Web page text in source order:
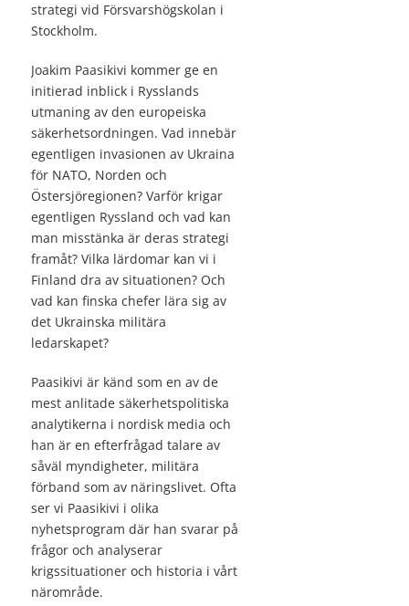
strategi vid Försvarshögskolan i
Stockholm.
Joakim Paasikivi kommer ge en
initierad inblick i Rysslands
utmaning av den europeiska
säkerhetsordningen. Vad innebär
egentligen invasionen av Ukraina
för NATO, Norden och
Östersjöregionen? Varför krigar
egentligen Ryssland och vad kan
man misstänka är deras strategi
framåt? Vilka lärdomar kan vi i
Finland dra av situationen? Och
vad kan finska chefer lära sig av
det Ukrainska militära
ledarskapet?
Paasikivi är känd som en av de
mest anlitade säkerhetspolitiska
analytikerna i nordisk media och
han är en efterfrågad talare av
såväl myndigheter, militära
förband som av näringslivet. Ofta
ser vi Paasikivi i olika
nyhetsprogram där han svarar på
frågor och analyserar
krigssituationer och historia i vårt
närområde.